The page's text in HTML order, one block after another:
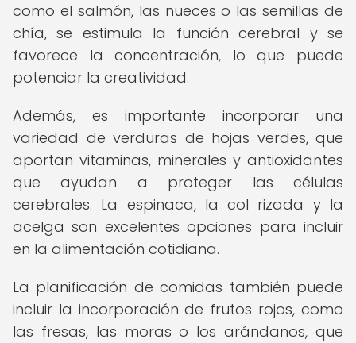
como el salmón, las nueces o las semillas de
chía, se estimula la función cerebral y se
favorece la concentración, lo que puede
potenciar la creatividad.
Además, es importante incorporar una
variedad de verduras de hojas verdes, que
aportan vitaminas, minerales y antioxidantes
que ayudan a proteger las células
cerebrales. La espinaca, la col rizada y la
acelga son excelentes opciones para incluir
en la alimentación cotidiana.
La planificación de comidas también puede
incluir la incorporación de frutos rojos, como
las fresas, las moras o los arándanos, que